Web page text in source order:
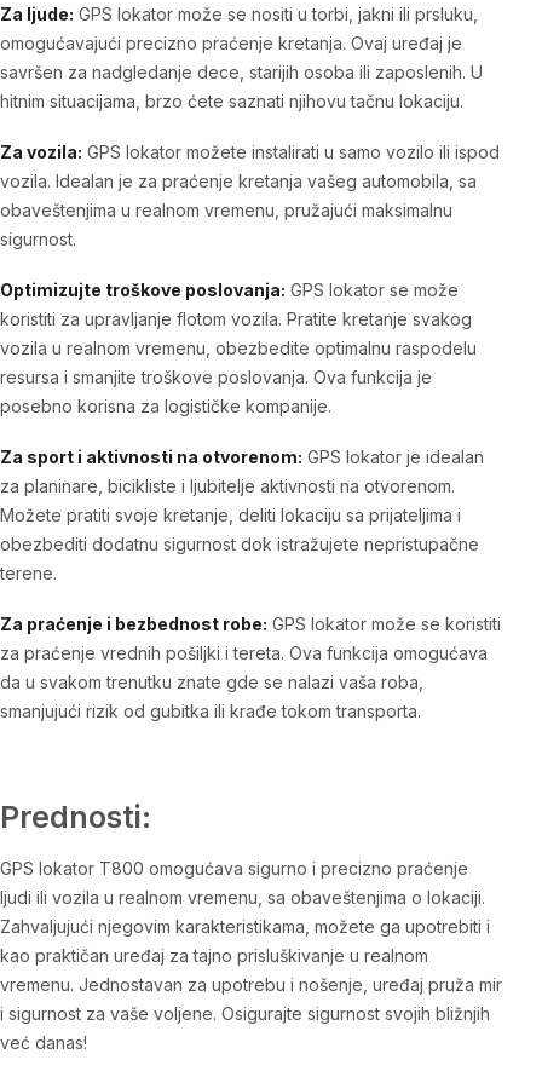
Za ljude: GPS lokator može se nositi u torbi, jakni ili prsluku,
omogućavajući precizno praćenje kretanja. Ovaj uređaj je
savršen za nadgledanje dece, starijih osoba ili zaposlenih. U
hitnim situacijama, brzo ćete saznati njihovu tačnu lokaciju.
Za vozila: GPS lokator možete instalirati u samo vozilo ili ispod
vozila. Idealan je za praćenje kretanja vašeg automobila, sa
obaveštenjima u realnom vremenu, pružajući maksimalnu
sigurnost.
Optimizujte troškove poslovanja: GPS lokator se može
koristiti za upravljanje flotom vozila. Pratite kretanje svakog
vozila u realnom vremenu, obezbedite optimalnu raspodelu
resursa i smanjite troškove poslovanja. Ova funkcija je
posebno korisna za logističke kompanije.
Za sport i aktivnosti na otvorenom: GPS lokator je idealan
za planinare, bicikliste i ljubitelje aktivnosti na otvorenom.
Možete pratiti svoje kretanje, deliti lokaciju sa prijateljima i
obezbediti dodatnu sigurnost dok istražujete nepristupačne
terene.
Za praćenje i bezbednost robe: GPS lokator može se koristiti
za praćenje vrednih pošiljki i tereta. Ova funkcija omogućava
da u svakom trenutku znate gde se nalazi vaša roba,
smanjujući rizik od gubitka ili krađe tokom transporta.
Prednosti:
GPS lokator T800 omogućava sigurno i precizno praćenje
ljudi ili vozila u realnom vremenu, sa obaveštenjima o lokaciji.
Zahvaljujući njegovim karakteristikama, možete ga upotrebiti i
kao praktičan uređaj za tajno prisluškivanje u realnom
vremenu. Jednostavan za upotrebu i nošenje, uređaj pruža mir
i sigurnost za vaše voljene. Osigurajte sigurnost svojih bližnjih
već danas!